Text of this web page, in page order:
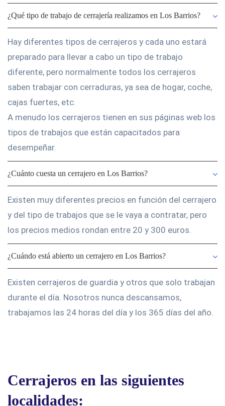
¿Qué tipo de trabajo de cerrajería realizamos en Los Barrios?
Hay diferentes tipos de cerrajeros y cada uno estará
preparado para llevar a cabo un tipo de trabajo
diferente, pero normalmente todos los cerrajeros
saben trabajar con cerraduras, ya sea de hogar, coche,
cajas fuertes, etc.
A menudo los cerrajeros tienen en sus páginas web los
tipos de trabajos que están capacitados para
desempeñar.
¿Cuánto cuesta un cerrajero en Los Barrios?
Existen muy diferentes precios en función del cerrajero
y del tipo de trabajos que se le vaya a contratar, pero
los precios medios rondan entre 20 y 300 euros.
¿Cuándo está abierto un cerrajero en Los Barrios?
Existen cerrajeros de guardia y otros que solo trabajan
durante el día. Nosotros nunca descansamos,
trabajamos las 24 horas del día y los 365 días del año.
Cerrajeros en las siguientes
localidades: